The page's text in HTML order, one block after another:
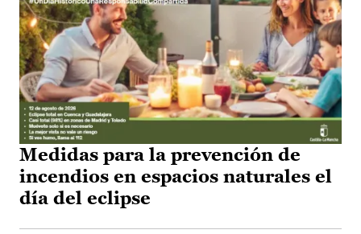
Medidas para la prevención de
incendios en espacios naturales el
día del eclipse